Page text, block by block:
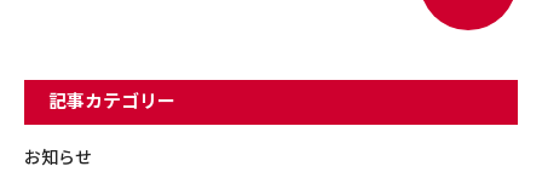
記事カテゴリー
お知らせ